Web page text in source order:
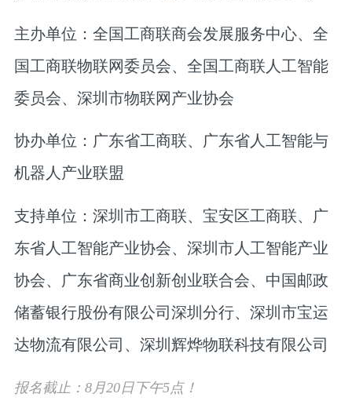
主办单位：全国工商联商会发展服务中心、全
国工商联物联网委员会、全国工商联人工智能
委员会、深圳市物联网产业协会
协办单位：广东省工商联、广东省人工智能与
机器人产业联盟
支持单位：深圳市工商联、宝安区工商联、广
东省人工智能产业协会、深圳市人工智能产业
协会、广东省商业创新创业联合会、中国邮政
储蓄银行股份有限公司深圳分行、深圳市宝运
达物流有限公司、深圳辉烨物联科技有限公司
报名截止：8月20日下午5点！